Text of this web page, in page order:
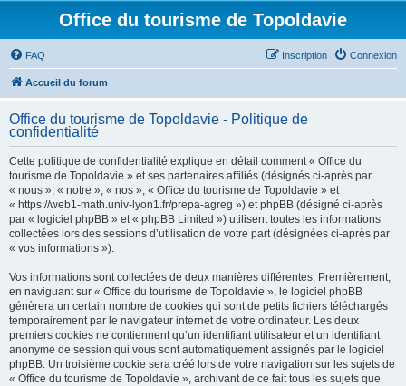
Office du tourisme de Topoldavie
FAQ Connexion
Inscription
Accueil du forum
Office du tourisme de Topoldavie - Politique de
confidentialité
Cette politique de confidentialité explique en détail comment « Office du
tourisme de Topoldavie » et ses partenaires affiliés (désignés ci-après par
« nous », « notre », « nos », « Office du tourisme de Topoldavie » et
« https://web1-math.univ-lyon1.fr/prepa-agreg ») et phpBB (désigné ci-après
par « logiciel phpBB » et « phpBB Limited ») utilisent toutes les informations
collectées lors des sessions d’utilisation de votre part (désignées ci-après par
« vos informations »).
Vos informations sont collectées de deux manières différentes. Premièrement,
en naviguant sur « Office du tourisme de Topoldavie », le logiciel phpBB
génèrera un certain nombre de cookies qui sont de petits fichiers téléchargés
temporairement par le navigateur internet de votre ordinateur. Les deux
premiers cookies ne contiennent qu’un identifiant utilisateur et un identifiant
anonyme de session qui vous sont automatiquement assignés par le logiciel
phpBB. Un troisième cookie sera créé lors de votre navigation sur les sujets de
« Office du tourisme de Topoldavie », archivant de ce fait tous les sujets que